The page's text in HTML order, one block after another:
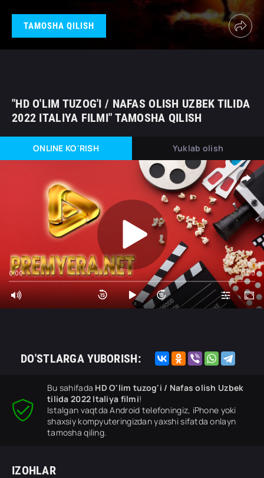
TAMOSHA QILISH
"HD O'LIM TUZOG'I / NAFAS OLISH UZBEK TILIDA
2022 ITALIYA FILMI" TAMOSHA QILISH
ONLINE KO'RISH Yuklab olish
0:00 0:00
DO'STLARGA YUBORISH:
Bu sahifada HD O'lim tuzog'i / Nafas olish Uzbek
tilida 2022 Italiya filmi!
Istalgan vaqtda Android telefoningiz, iPhone yoki
shaxsiy kompyuteringizdan yaxshi sifatda onlayn
tamosha qiling.
IZOHLAR